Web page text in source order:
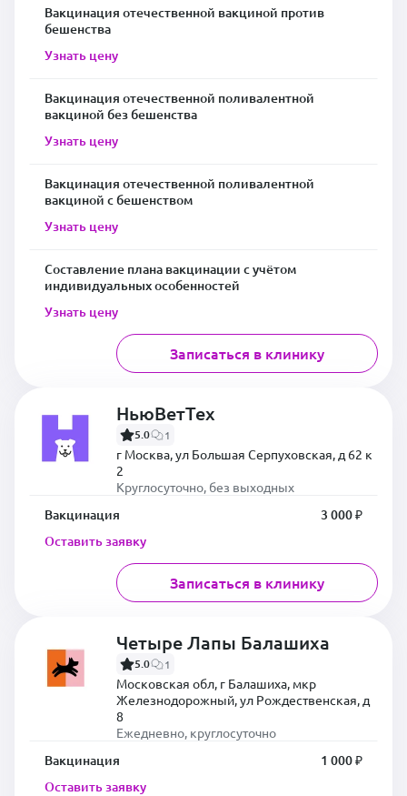
Вакцинация отечественной вакциной против
бешенства
Узнать цену
Вакцинация отечественной поливалентной
вакциной без бешенства
Узнать цену
Вакцинация отечественной поливалентной
вакциной с бешенством
Узнать цену
Составление плана вакцинации с учётом
индивидуальных особенностей
Узнать цену
Записаться в клинику
НьюВетТех
5.0 1
г Москва, ул Большая Серпуховская, д 62 к
2
Круглосуточно, без выходных
Вакцинация
3 000 ₽
Оставить заявку
Записаться в клинику
Четыре Лапы Балашиха
5.0 1
Московская обл, г Балашиха, мкр
Железнодорожный, ул Рождественская, д
8
Ежедневно, круглосуточно
Вакцинация
1 000 ₽
Оставить заявку